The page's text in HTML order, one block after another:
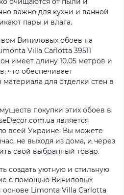
важно для кухни и ванной
пары и влага.
Виниловых обоев на
Villa Carlotta 39511
имеет длину 10.05 метров и
что обеспечивает
материала для отделки стен в
покупки этих обоев в
является
всей Украине. Вы можете
не выходя из дома, и через
свой выбранный товар.
создать уютную и стильную
с помощью Виниловых
Limonta Villa Carlotta